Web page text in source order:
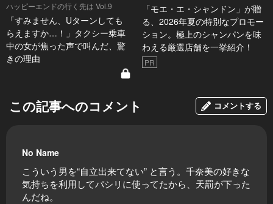
ハッピーエンドの行く先は Vol.9
「すみません、Uターンしても
らえますか…！」タクシー乗車
中の女が焦った声で叫んだ、驚
きの理由
「モエ・エ・シャンドン」が贈
る、2026年夏の特別なプロモー
ション。極上のシャンパンを味
わえる厳選店舗を一挙紹介！
PR
この記事へのコメント コメントする
No Name
こういう男を“自立出来てない” と言う。千奈美の好きな
気持ちを利用してパシリに使ってたから、天罰が下った
んだね。